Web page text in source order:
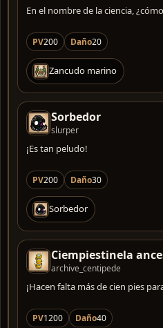
En el nombre de la ciencia,
PV200 Daño20
Zancudo marino
Sorbedor
slurper
¡Es tan peludo!
PV200 Daño30
Sorbedor
Ciempiestinela
archive_centipede
¡Hacen falta más de cien pies
PV1200 Daño40